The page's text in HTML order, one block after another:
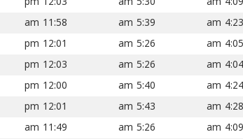
4:23 am
5:39 am
11:58 am
4:05 am
5:26 am
12:01 pm
4:04 am
5:26 am
12:03 pm
4:24 am
5:40 am
12:00 pm
4:28 am
5:43 am
12:01 pm
4:09 am
5:26 am
11:49 am